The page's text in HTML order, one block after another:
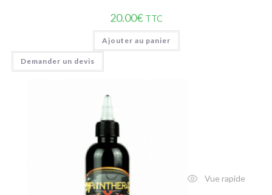
20.00€ TTC
Ajouter au panier
Demander un devis
Vue rapide